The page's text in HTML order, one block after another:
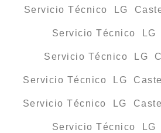
Servicio Técnico LG
Servicio Técnico
Servicio Técnico LG
Servicio Técnico LG
Servicio Técnico LG
Servicio Técnico LG